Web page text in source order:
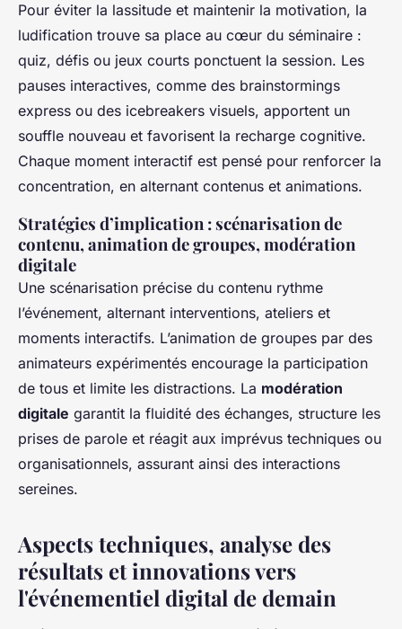
Pour éviter la lassitude et maintenir la motivation, la
ludification trouve sa place au cœur du séminaire :
quiz, défis ou jeux courts ponctuent la session. Les
pauses interactives, comme des brainstormings
express ou des icebreakers visuels, apportent un
souffle nouveau et favorisent la recharge cognitive.
Chaque moment interactif est pensé pour renforcer la
concentration, en alternant contenus et animations.
Stratégies d’implication : scénarisation de
contenu, animation de groupes, modération
digitale
Une scénarisation précise du contenu rythme
l’événement, alternant interventions, ateliers et
moments interactifs. L’animation de groupes par des
animateurs expérimentés encourage la participation
de tous et limite les distractions. La modération
digitale garantit la fluidité des échanges, structure les
prises de parole et réagit aux imprévus techniques ou
organisationnels, assurant ainsi des interactions
sereines.
Aspects techniques, analyse des
résultats et innovations vers
l'événementiel digital de demain